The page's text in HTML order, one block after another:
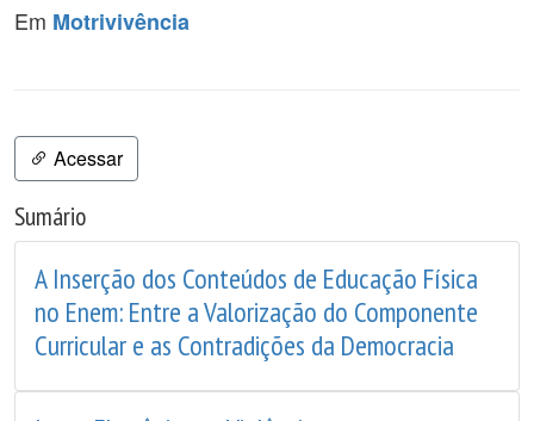
Em Motrivivência
Acessar
Sumário
A Inserção dos Conteúdos de Educação Física
no Enem: Entre a Valorização do Componente
Curricular e as Contradições da Democracia